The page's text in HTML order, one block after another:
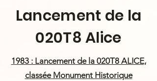
Lancement de la
020T8 Alice
1983 : Lancement de la 020T8 ALICE,
classée Monument Historique